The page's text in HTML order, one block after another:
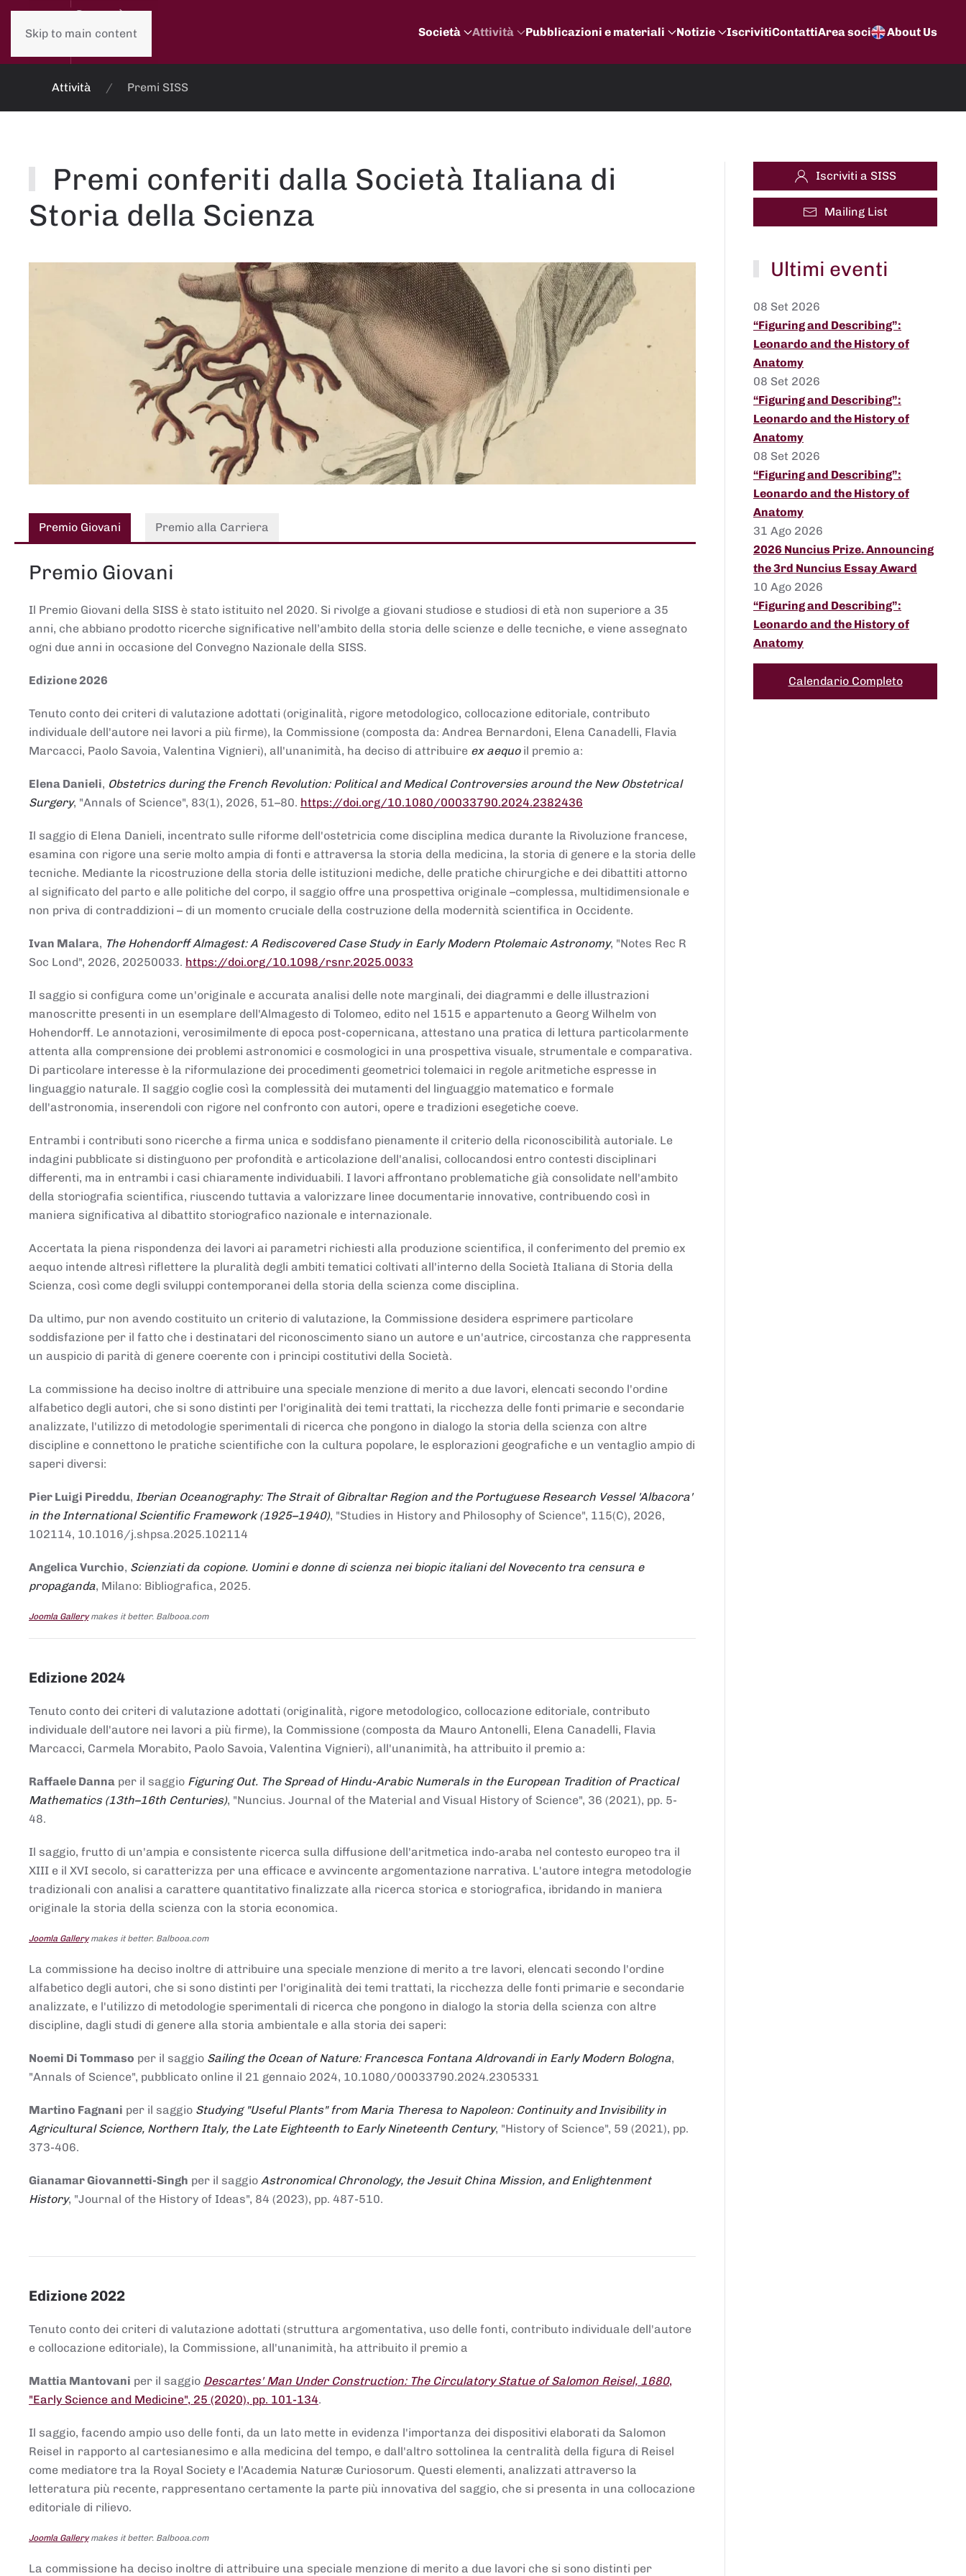
Skip to main content Società Attività Pubblicazioni e materiali Notizie IscrivitiContattiArea soci About Us
Attività Premi SISS
Premi conferiti dalla Società Italiana di
Storia della Scienza
Premio Giovani Premio alla Carriera
Premio Giovani
Il Premio Giovani della SISS è stato istituito nel 2020. Si rivolge a giovani studiose e studiosi di età non superiore a 35
anni, che abbiano prodotto ricerche significative nell’ambito della storia delle scienze e delle tecniche, e viene assegnato
ogni due anni in occasione del Convegno Nazionale della SISS.
Edizione 2026
Tenuto conto dei criteri di valutazione adottati (originalità, rigore metodologico, collocazione editoriale, contributo
individuale dell'autore nei lavori a più firme), la Commissione (composta da: Andrea Bernardoni, Elena Canadelli, Flavia
Marcacci, Paolo Savoia, Valentina Vignieri), all'unanimità, ha deciso di attribuire ex aequoil premio a:
Elena Danieli, Obstetrics during the French Revolution: Political and Medical Controversies around the New Obstetrical
Surgery, "Annals of Science", 83(1), 2026, 51–80. https://doi.org/10.1080/00033790.2024.2382436
Il saggio di Elena Danieli, incentrato sulle riforme dell'ostetricia come disciplina medica durante la Rivoluzione francese,
esamina con rigore una serie molto ampia di fonti e attraversa la storia della medicina, la storia di genere e la storia delle
tecniche. Mediante la ricostruzione della storia delle istituzioni mediche, delle pratiche chirurgiche e dei dibattiti attorno
al significato del parto e alle politiche del corpo, il saggio offre una prospettiva originale –complessa, multidimensionale e
non priva di contraddizioni – di un momento cruciale della costruzione della modernità scientifica in Occidente.
Ivan Malara, The Hohendorff Almagest: A Rediscovered Case Study in Early Modern Ptolemaic Astronomy, "Notes Rec R
Soc Lond", 2026, 20250033. https://doi.org/10.1098/rsnr.2025.0033
Il saggio si configura come un'originale e accurata analisi delle note marginali, dei diagrammi e delle illustrazioni
manoscritte presenti in un esemplare dell'Almagesto di Tolomeo, edito nel 1515 e appartenuto a Georg Wilhelm von
Hohendorff. Le annotazioni, verosimilmente di epoca post-copernicana, attestano una pratica di lettura particolarmente
attenta alla comprensione dei problemi astronomici e cosmologici in una prospettiva visuale, strumentale e comparativa.
Di particolare interesse è la riformulazione dei procedimenti geometrici tolemaici in regole aritmetiche espresse in
linguaggio naturale. Il saggio coglie così la complessità dei mutamenti del linguaggio matematico e formale
dell'astronomia, inserendoli con rigore nel confronto con autori, opere e tradizioni esegetiche coeve.
Entrambi i contributi sono ricerche a firma unica e soddisfano pienamente il criterio della riconoscibilità autoriale. Le
indagini pubblicate si distinguono per profondità e articolazione dell'analisi, collocandosi entro contesti disciplinari
differenti, ma in entrambi i casi chiaramente individuabili. I lavori affrontano problematiche già consolidate nell'ambito
della storiografia scientifica, riuscendo tuttavia a valorizzare linee documentarie innovative, contribuendo così in
maniera significativa al dibattito storiografico nazionale e internazionale.
Accertata la piena rispondenza dei lavori ai parametri richiesti alla produzione scientifica, il conferimento del premio ex
aequo intende altresì riflettere la pluralità degli ambiti tematici coltivati all'interno della Società Italiana di Storia della
Scienza, così come degli sviluppi contemporanei della storia della scienza come disciplina.
Da ultimo, pur non avendo costituito un criterio di valutazione, la Commissione desidera esprimere particolare
soddisfazione per il fatto che i destinatari del riconoscimento siano un autore e un'autrice, circostanza che rappresenta
un auspicio di parità di genere coerente con i principi costitutivi della Società.
La commissione ha deciso inoltre di attribuire una speciale menzione di merito a due lavori, elencati secondo l'ordine
alfabetico degli autori, che si sono distinti per l'originalità dei temi trattati, la ricchezza delle fonti primarie e secondarie
analizzate, l'utilizzo di metodologie sperimentali di ricerca che pongono in dialogo la storia della scienza con altre
discipline e connettono le pratiche scientifiche con la cultura popolare, le esplorazioni geografiche e un ventaglio ampio di
saperi diversi:
Pier Luigi Pireddu, Iberian Oceanography: The Strait of Gibraltar Region and the Portuguese Research Vessel 'Albacora'
in the International Scientific Framework (1925–1940), "Studies in History and Philosophy of Science", 115(C), 2026,
102114, 10.1016/j.shpsa.2025.102114
Angelica Vurchio, Scienziati da copione. Uomini e donne di scienza nei biopic italiani del Novecento tra censura e
propaganda, Milano: Bibliografica, 2025.
Joomla Gallerymakes it better. Balbooa.com
Edizione 2024
Tenuto conto dei criteri di valutazione adottati (originalità, rigore metodologico, collocazione editoriale, contributo
individuale dell'autore nei lavori a più firme), la Commissione (composta da Mauro Antonelli, Elena Canadelli, Flavia
Marcacci, Carmela Morabito, Paolo Savoia, Valentina Vignieri), all'unanimità, ha attribuito il premio a:
Raffaele Danna per il saggio Figuring Out. The Spread of Hindu-Arabic Numerals in the European Tradition of Practical
Mathematics (13th–16th Centuries), "Nuncius. Journal of the Material and Visual History of Science", 36 (2021), pp. 5-
48.
Il saggio, frutto di un'ampia e consistente ricerca sulla diffusione dell'aritmetica indo-araba nel contesto europeo tra il
XIII e il XVI secolo, si caratterizza per una efficace e avvincente argomentazione narrativa. L'autore integra metodologie
tradizionali con analisi a carattere quantitativo finalizzate alla ricerca storica e storiografica, ibridando in maniera
originale la storia della scienza con la storia economica.
Joomla Gallerymakes it better. Balbooa.com
La commissione ha deciso inoltre di attribuire una speciale menzione di merito a tre lavori, elencati secondo l'ordine
alfabetico degli autori, che si sono distinti per l'originalità dei temi trattati, la ricchezza delle fonti primarie e secondarie
analizzate, e l'utilizzo di metodologie sperimentali di ricerca che pongono in dialogo la storia della scienza con altre
discipline, dagli studi di genere alla storia ambientale e alla storia dei saperi:
Noemi Di Tommaso per il saggio Sailing the Ocean of Nature: Francesca Fontana Aldrovandi in Early Modern Bologna,
"Annals of Science", pubblicato online il 21 gennaio 2024, 10.1080/00033790.2024.2305331
Martino Fagnani per il saggio Studying "Useful Plants" from Maria Theresa to Napoleon: Continuity and Invisibility in
Agricultural Science, Northern Italy, the Late Eighteenth to Early Nineteenth Century, "History of Science", 59 (2021), pp.
373-406.
Gianamar Giovannetti-Singh per il saggio Astronomical Chronology, the Jesuit China Mission, and Enlightenment
History, "Journal of the History of Ideas", 84 (2023), pp. 487-510.
Edizione 2022
Tenuto conto dei criteri di valutazione adottati (struttura argomentativa, uso delle fonti, contributo individuale dell'autore
e collocazione editoriale), la Commissione, all'unanimità, ha attribuito il premio a
Mattia Mantovani per il saggio Descartes' Man Under Construction: The Circulatory Statue of Salomon Reisel, 1680,
"Early Science and Medicine", 25 (2020), pp. 101-134.
Il saggio, facendo ampio uso delle fonti, da un lato mette in evidenza l'importanza dei dispositivi elaborati da Salomon
Reisel in rapporto al cartesianesimo e alla medicina del tempo, e dall'altro sottolinea la centralità della figura di Reisel
come mediatore tra la Royal Society e l'Academia Naturæ Curiosorum. Questi elementi, analizzati attraverso la
letteratura più recente, rappresentano certamente la parte più innovativa del saggio, che si presenta in una collocazione
editoriale di rilievo.
Joomla Gallerymakes it better. Balbooa.com
La commissione ha deciso inoltre di attribuire una speciale menzione di merito a due lavori che si sono distinti per
Iscriviti a SISS
Mailing List
Ultimi eventi
08 Set 2026
“Figuring and Describing”:
Leonardo and the History of
Anatomy
08 Set 2026
“Figuring and Describing”:
Leonardo and the History of
Anatomy
08 Set 2026
“Figuring and Describing”:
Leonardo and the History of
Anatomy
31 Ago 2026
2026 Nuncius Prize. Announcing
the 3rd Nuncius Essay Award
10 Ago 2026
“Figuring and Describing”:
Leonardo and the History of
Anatomy
Calendario Completo